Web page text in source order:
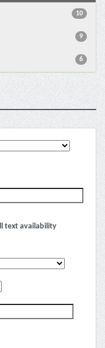
10
9
6
text availability